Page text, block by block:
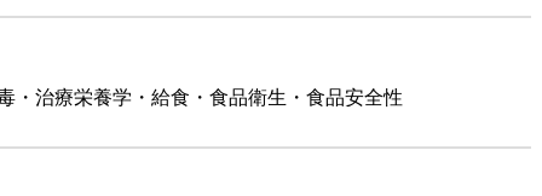
・治療栄養学・給食・食品衛生・食品安全性